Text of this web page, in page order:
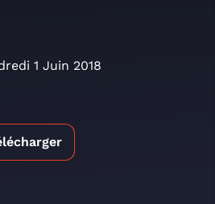
1 Juin 2018